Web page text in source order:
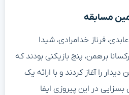
مسابقه
فرناز خدامرادی، شیدا
برهمن، پنج بازیکنی بودند که
دیدار را آغاز کردند و با ارائه یک
در این پیروزی ایفا